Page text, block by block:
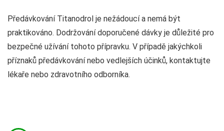
Předávkování Titanodrol je nežádoucí a nemá být
praktikováno. Dodržování doporučené dávky je důležité pro
bezpečné užívání tohoto přípravku. V případě jakýchkoli
příznaků předávkování nebo vedlejších účinků, kontaktujte
lékaře nebo zdravotního odborníka.